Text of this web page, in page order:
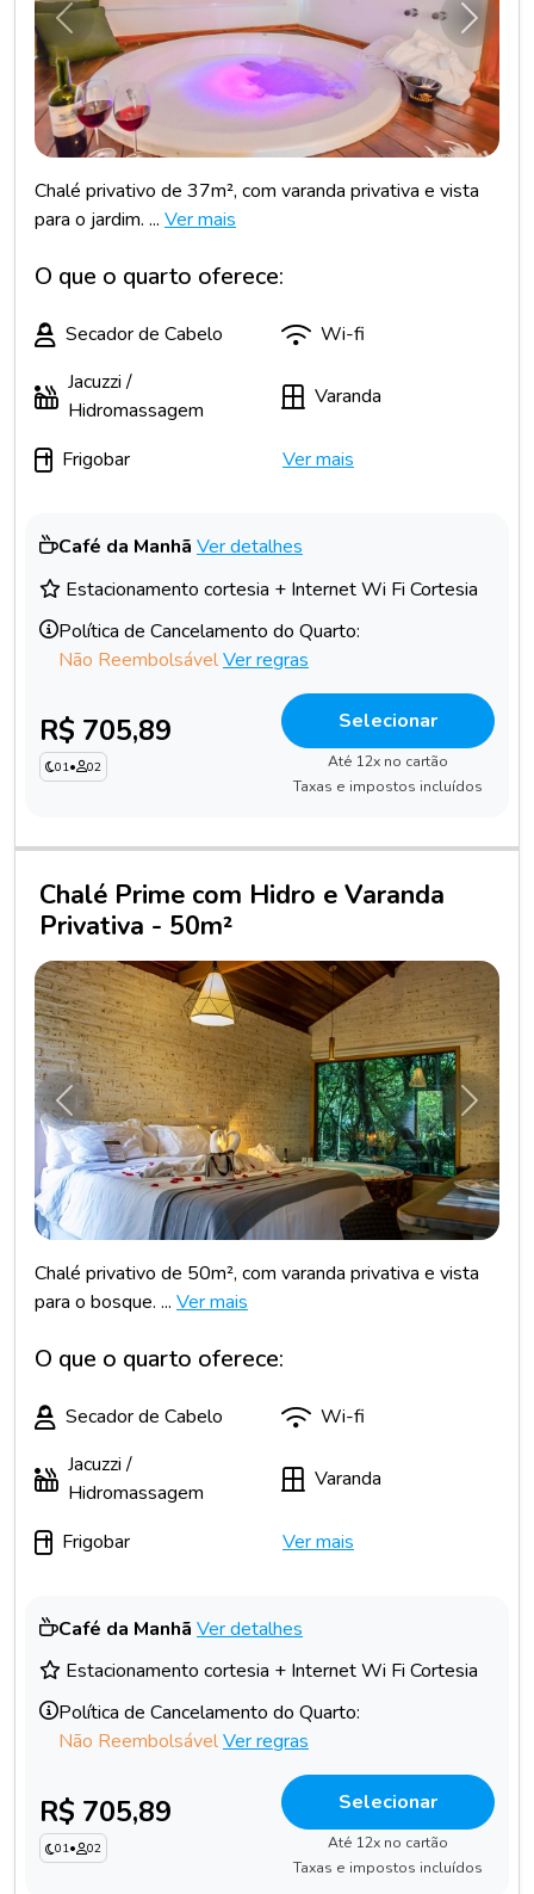
Anterior
Chalé privativo de 37m², com varanda privativa e vista
para o jardim. ... Ver mais
O que o quarto oferece:
Secador de Cabelo
Wi-fi
Jacuzzi /
Hidromassagem
Varanda
Frigobar Ver mais
Café da Manhã Ver detalhes
Estacionamento cortesia + Internet Wi Fi Cortesia
Política de Cancelamento do Quarto:
Não ReembolsávelVer regras
R$ 705,89
01• 02
Selecionar
Até 12x no cartão
Taxas e impostos incluídos
Chalé Prime com Hidro e Varanda
Privativa - 50m²
Anterior
Chalé privativo de 50m², com varanda privativa e vista
para o bosque. ... Ver mais
O que o quarto oferece:
Secador de Cabelo
Wi-fi
Jacuzzi /
Hidromassagem
Varanda
Frigobar Ver mais
Café da Manhã Ver detalhes
Estacionamento cortesia + Internet Wi Fi Cortesia
Política de Cancelamento do Quarto:
Não ReembolsávelVer regras
R$ 705,89
01• 02
Selecionar
Até 12x no cartão
Taxas e impostos incluídos